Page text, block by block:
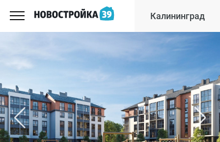
Калининград